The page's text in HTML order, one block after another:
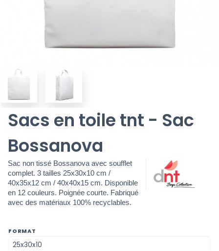
Sacs en toile tnt - Sac
Bossanova
Sac non tissé Bossanova avec soufflet
complet. 3 tailles 25x30x10 cm /
40x35x12 cm / 40x40x15 cm. Disponible
en 12 couleurs. Poignée courte. Fabriqué
avec des matériaux 100% recyclables.
FORMAT